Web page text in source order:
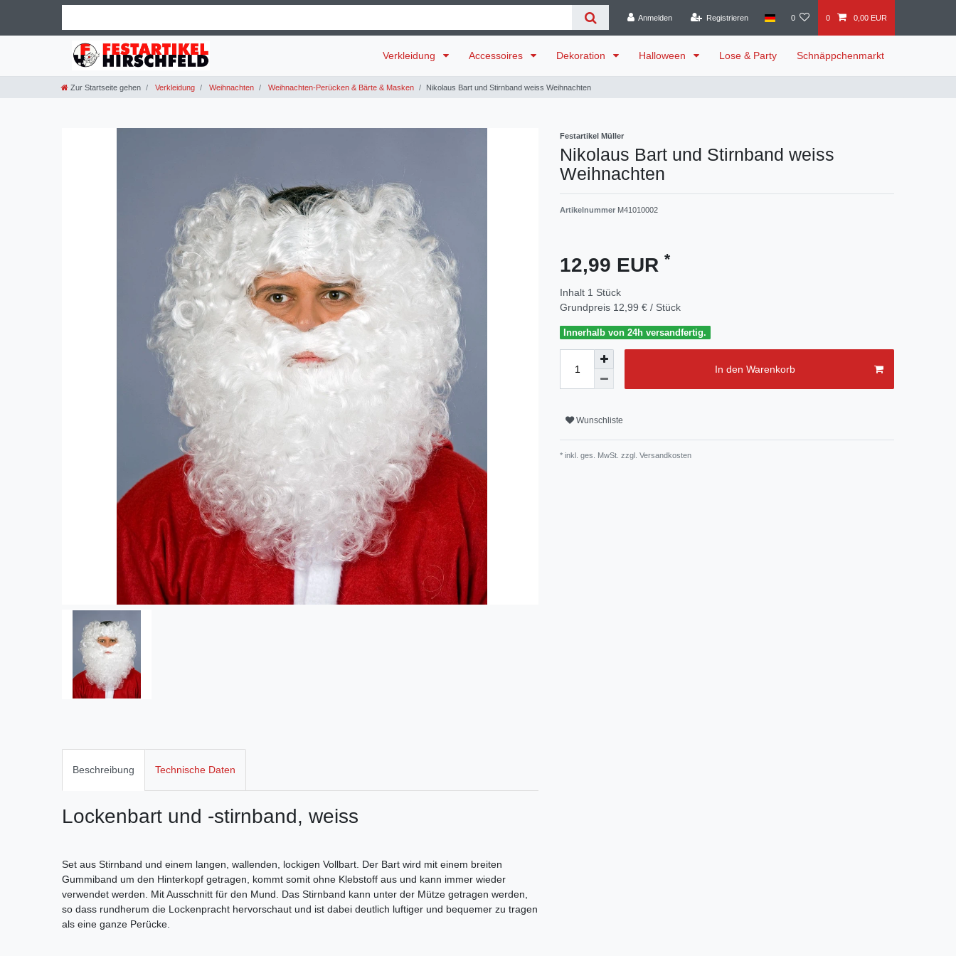
Anmelden Registrieren 0 0 0,00 EUR
Verkleidung Accessoires Dekoration Halloween Lose & Party Schnäppchenmarkt
Zur Startseite gehen Verkleidung Weihnachten Weihnachten-Perücken & Bärte & Masken Nikolaus Bart und Stirnband weiss Weihnachten
Festartikel Müller
Nikolaus Bart und Stirnband weiss
Weihnachten
Artikelnummer M41010002
12,99 EUR *
Inhalt 1 Stück
Grundpreis 12,99 € / Stück
Innerhalb von 24h versandfertig.
In den Warenkorb
Wunschliste
* inkl. ges. MwSt. zzgl. Versandkosten
Beschreibung Technische Daten
Lockenbart und -stirnband, weiss
Set aus Stirnband und einem langen, wallenden, lockigen Vollbart. Der Bart wird mit einem breiten
Gummiband um den Hinterkopf getragen, kommt somit ohne Klebstoff aus und kann immer wieder
verwendet werden. Mit Ausschnitt für den Mund. Das Stirnband kann unter der Mütze getragen werden,
so dass rundherum die Lockenpracht hervorschaut und ist dabei deutlich luftiger und bequemer zu tragen
als eine ganze Perücke.